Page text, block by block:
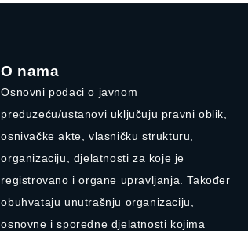
O nama
Osnovni podaci o javnom
preduzeću/ustanovi uključuju pravni oblik,
osnivačke akte, vlasničku strukturu,
organizaciju, djelatnosti za koje je
registrovano i organe upravljanja. Također
obuhvataju unutrašnju organizaciju,
osnovne i sporedne djelatnosti kojima